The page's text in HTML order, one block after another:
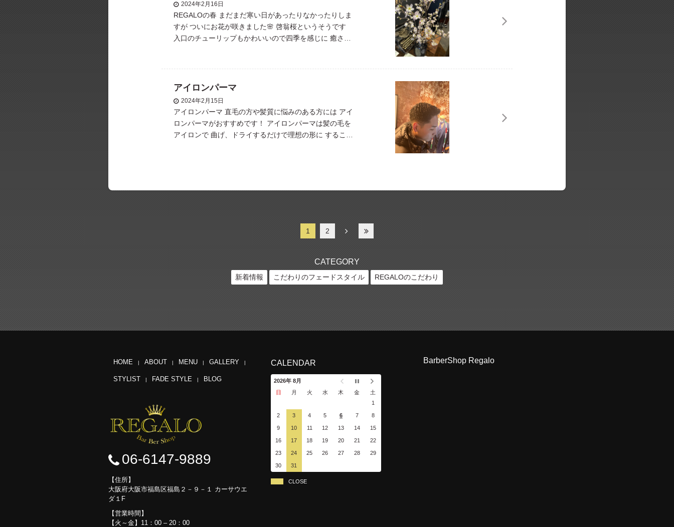
2024年2月16日
REGALOの春 まだまだ寒い日があったりなかったりしま
すが ついにお花が咲きました🌸 啓翁桜というそうです
入口のチューリップもかわいいので四季を感じに 癒され
アイロンパーマ
2024年2月15日
アイロンパーマ 直毛の方や髪質に悩みのある方には アイ
ロンパーマがおすすめです！ アイロンパーマは髪の毛を
アイロンで 曲げ、ドライするだけで理想の形に すること
1 2
CATEGORY
新着情報 こだわりのフェードスタイル REGALOのこだわり
HOME ABOUT MENU GALLERY
STYLIST FADE STYLE BLOG
06-6147-9889
住所
大阪府大阪市福島区福島２－９－１ カーサウエ
ダ１F
営業時間
【火～金】11：00 – 20：00
CALENDAR
2026年 8月
日
月 火 水 木 金
土
1
2 3 4 5 6 7 8
9 10 11 12 13 14 15
16 17 18 19 20 21 22
23 24 25 26 27 28 29
30 31
CLOSE
BarberShop Regalo